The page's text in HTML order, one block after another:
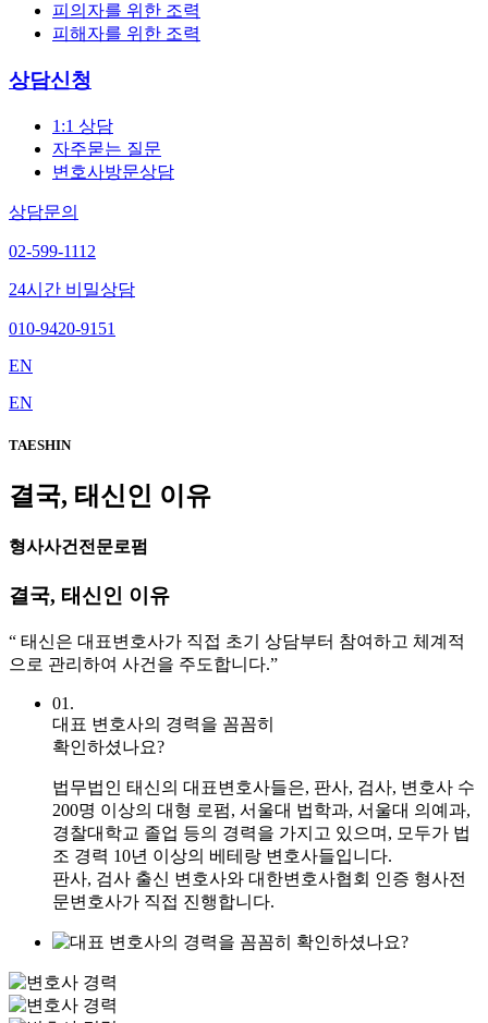
피의자를 위한 조력
피해자를 위한 조력
상담신청
1:1 상담
자주묻는 질문
변호사방문상담
상담문의
02-599-1112
24시간 비밀상담
010-9420-9151
EN
EN
TAESHIN
결국, 태신인 이유
형사사건전문로펌
결국, 태신인 이유
“ 태신은 대표변호사가 직접 초기 상담부터 참여하고 체계적
으로 관리하여 사건을 주도합니다.”
01.
대표 변호사의 경력을 꼼꼼히
확인하셨나요?
법무법인 태신의 대표변호사들은, 판사, 검사, 변호사 수
200명 이상의 대형 로펌, 서울대 법학과, 서울대 의예과,
경찰대학교 졸업 등의 경력을 가지고 있으며, 모두가 법
조 경력 10년 이상의 베테랑 변호사들입니다.
판사, 검사 출신 변호사와 대한변호사협회 인증 형사전
문변호사가 직접 진행합니다.